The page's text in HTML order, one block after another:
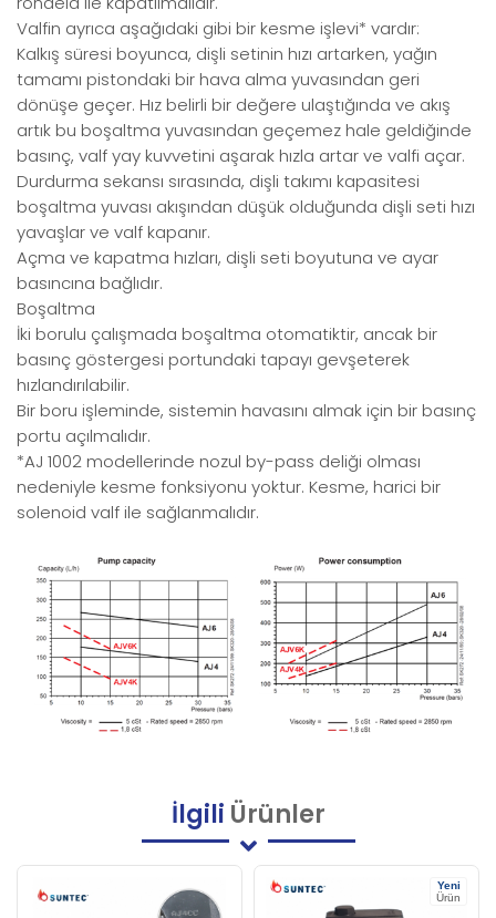
Valfin ayrıca aşağıdaki gibi bir kesme işlevi* vardır:
Kalkış süresi boyunca, dişli setinin hızı artarken, yağın
tamamı pistondaki bir hava alma yuvasından geri
dönüşe geçer. Hız belirli bir değere ulaştığında ve akış
artık bu boşaltma yuvasından geçemez hale geldiğinde
basınç, valf yay kuvvetini aşarak hızla artar ve valfi açar.
Durdurma sekansı sırasında, dişli takımı kapasitesi
boşaltma yuvası akışından düşük olduğunda dişli seti hızı
yavaşlar ve valf kapanır.
Açma ve kapatma hızları, dişli seti boyutuna ve ayar
basıncına bağlıdır.
Boşaltma
İki borulu çalışmada boşaltma otomatiktir, ancak bir
basınç göstergesi portundaki tapayı gevşeterek
hızlandırılabilir.
Bir boru işleminde, sistemin havasını almak için bir basınç
portu açılmalıdır.
*AJ 1002 modellerinde nozul by-pass deliği olması
nedeniyle kesme fonksiyonu yoktur. Kesme, harici bir
solenoid valf ile sağlanmalıdır.
İlgili Ürünler
Yeni
Ürün